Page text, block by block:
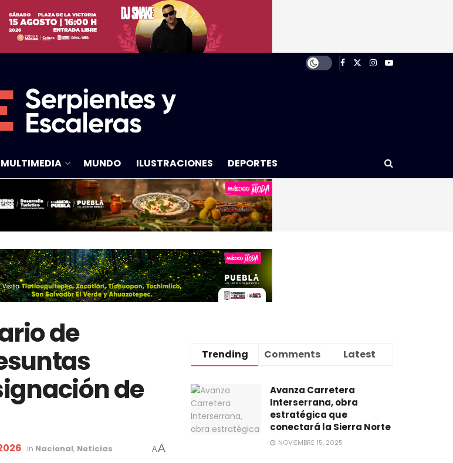
MULTIMEDIA MUNDO ILUSTRACIONES DEPORTES
de
de
in Nacional, Noticias AA
Trending Comments Latest
Avanza Carretera
Interserrana, obra
estratégica que
conectará la Sierra Norte
NOVIEMBRE 15, 2025